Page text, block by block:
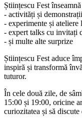
Științescu Fest
- activități și
- experimente și ateliere
- expert talks cu invitați
- și multe alte surprize
Științescu Fest aduce
inspiră și transformă
tuturor.
În cele două zile, de
15:00 și 19:00, oricine
curiozitatea și să